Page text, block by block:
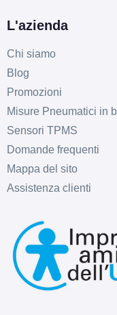
L'azienda
Chi siamo
Blog
Promozioni
Misure Pneumatici in
Sensori TPMS
Domande frequenti
Mappa del sito
Assistenza clienti